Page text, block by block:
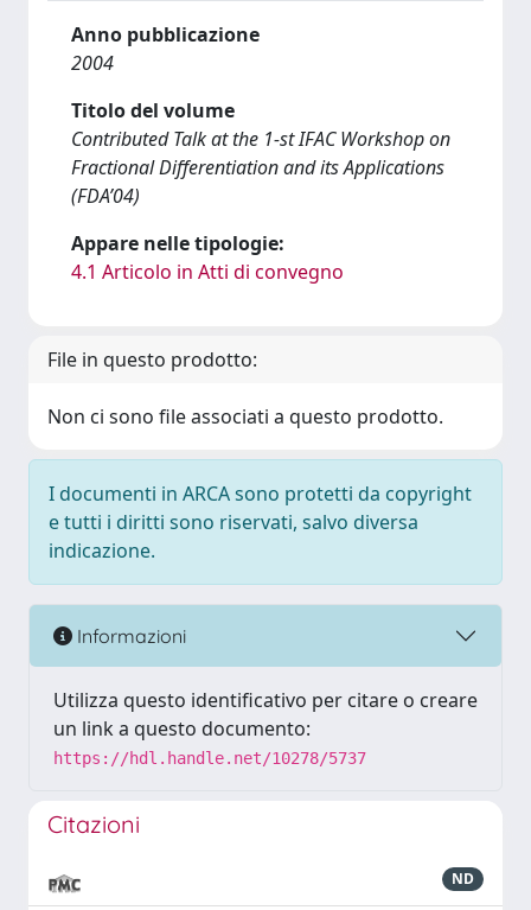
Anno pubblicazione
2004
Titolo del volume
Contributed Talk at the 1-st IFAC Workshop on
Fractional Differentiation and its Applications
(FDA’04)
Appare nelle tipologie:
4.1 Articolo in Atti di convegno
File in questo prodotto:
Non ci sono file associati a questo prodotto.
I documenti in ARCA sono protetti da copyright
e tutti i diritti sono riservati, salvo diversa
indicazione.
Informazioni
Utilizza questo identificativo per citare o creare
un link a questo documento:
https://hdl.handle.net/10278/5737
Citazioni
ND